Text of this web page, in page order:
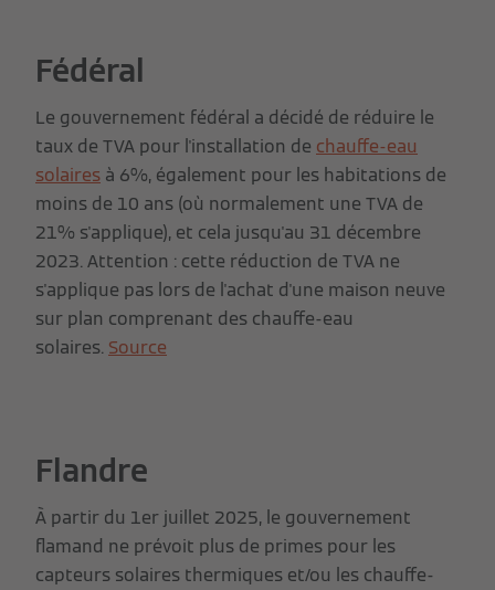
Fédéral
Le gouvernement fédéral a décidé de réduire le
taux de TVA pour l'installation de chauffe-eau
solaires à 6%, également pour les habitations de
moins de 10 ans (où normalement une TVA de
21% s'applique), et cela jusqu'au 31 décembre
2023. Attention : cette réduction de TVA ne
s'applique pas lors de l'achat d'une maison neuve
sur plan comprenant des chauffe-eau
solaires. Source
Flandre
À partir du 1er juillet 2025, le gouvernement
flamand ne prévoit plus de primes pour les
capteurs solaires thermiques et/ou les chauffe-